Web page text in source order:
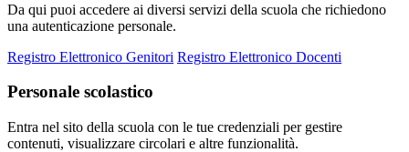
Da qui puoi accedere ai diversi servizi della scuola che richiedono
una autenticazione personale.
Registro Elettronico Genitori Registro Elettronico Docenti
Personale scolastico
Entra nel sito della scuola con le tue credenziali per gestire
contenuti, visualizzare circolari e altre funzionalità.